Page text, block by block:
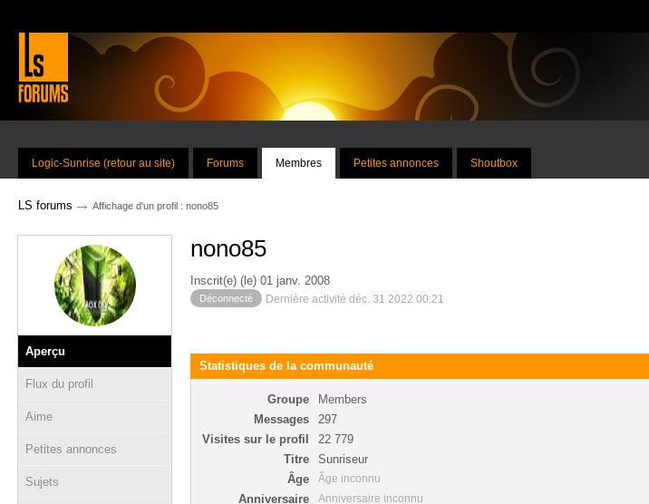
Logic-Sunrise (retour au site) Forums Membres Petites annonces Shoutbox
LS forums → Affichage d'un profil : nono85
Aperçu
Flux du profil
Aime
Petites annonces
Sujets
nono85
Inscrit(e) (le) 01 janv. 2008
Déconnecté Dernière activité déc. 31 2022 00:21
Statistiques de la communauté
Groupe
Members
Messages
297
Visites sur le profil
22 779
Titre
Sunriseur
Âge
Âge inconnu
Anniversaire Anniversaire inconnu